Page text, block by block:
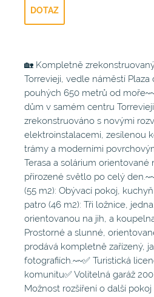
DOTAZ
🏡 Kompletně
Torrevieji, vedle náměstí
pouhých 650 metrů od
dům v samém centru
zrekonstruováno s novými
elektroinstalacemi, zesílenou
trámy a moderními
Terasa a solárium orientované
přirozené světlo po celý
(55 m2): Obývací pokoj,
patro (46 m2): Tři ložnice,
orientovanou na jih, a
Prostorné a slunné,
prodává kompletně zařízený,
fotografiích.~~✅ Turistická
komunitu✅ Volitelná garáž
Možnost rozšíření o další